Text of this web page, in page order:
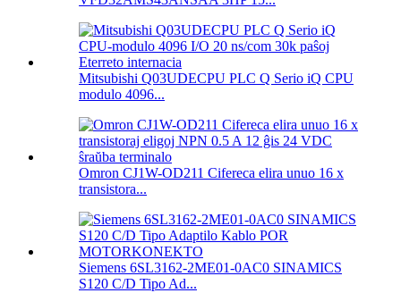
Mitsubishi Q03UDECPU PLC Q Serio iQ CPU
modulo 4096...
Omron CJ1W-OD211 Cifereca elira unuo 16 x
transistora...
Siemens 6SL3162-2ME01-0AC0 SINAMICS
S120 C/D Tipo Ad...